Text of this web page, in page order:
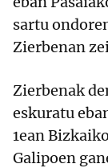
sartu
Zierbenan
Zierbenak
eskuratu
1ean
Galipoen